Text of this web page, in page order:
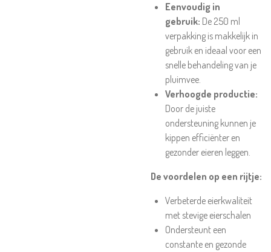
Eenvoudig in
gebruik: De 250 ml
verpakking is makkelijk in
gebruik en ideaal voor een
snelle behandeling van je
pluimvee.
Verhoogde productie:
Door de juiste
ondersteuning kunnen je
kippen efficiënter en
gezonder eieren leggen.
De voordelen op een rijtje:
Verbeterde eierkwaliteit
met stevige eierschalen
Ondersteunt een
constante en gezonde